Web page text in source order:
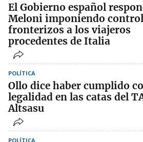
El Gobierno español
Meloni imponiendo
fronterizos a los viajeros
procedentes de Italia
POLÍTICA
Ollo dice haber cumplido
legalidad en las catas del
Altsasu
POLÍTICA